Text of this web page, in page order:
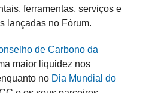
ferramentas, serviços e
lançadas no Fórum.
de Carbono da
maior liquidez nos
no Dia Mundial do